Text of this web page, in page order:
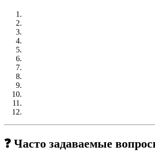
❓ Часто задаваемые